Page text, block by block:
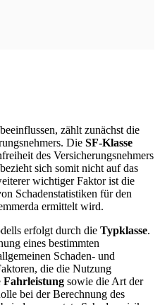
zählt zunächst die
Die SF-Klasse
des Versicherungsnehmers
sich somit nicht auf das
wichtiger Faktor ist die
Schadenstatistiken für den
ermittelt wird.
erfolgt durch die Typklasse.
eines bestimmten
Schaden- und
die die Nutzung
Fahrleistung sowie die Art der
bei der Berechnung des